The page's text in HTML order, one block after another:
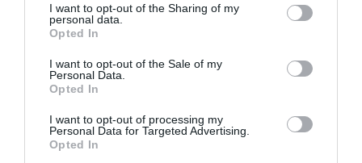
I want to opt-out of the Sharing of my
personal data.
Opted In
I want to opt-out of the Sale of my
Personal Data.
Opted In
I want to opt-out of processing my
Personal Data for Targeted Advertising.
Opted In
4 vagy több
fő
jelentkezése
esetén*
(-20%)